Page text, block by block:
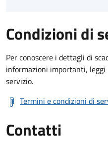
Condizioni di
Per conoscere i dettagli di
informazioni importanti,
servizio.
Termini e condizioni di
Contatti